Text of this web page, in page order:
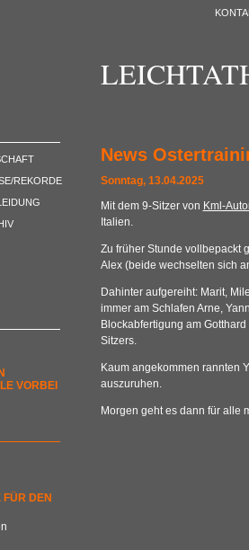
REKORDE
VORBEI
FÜR DEN
News
Sonntag, 13.04.2025
Mit dem 9-Sitzer von Kml-
Italien.
Zu früher Stunde vollbepackt
Alex (beide wechselten sich
Dahinter aufgereiht: Marit,
immer am Schlafen Arne,
Blockabfertigung am
Sitzers.
Kaum angekommen rannten
auszuruhen.
Morgen geht es dann für alle